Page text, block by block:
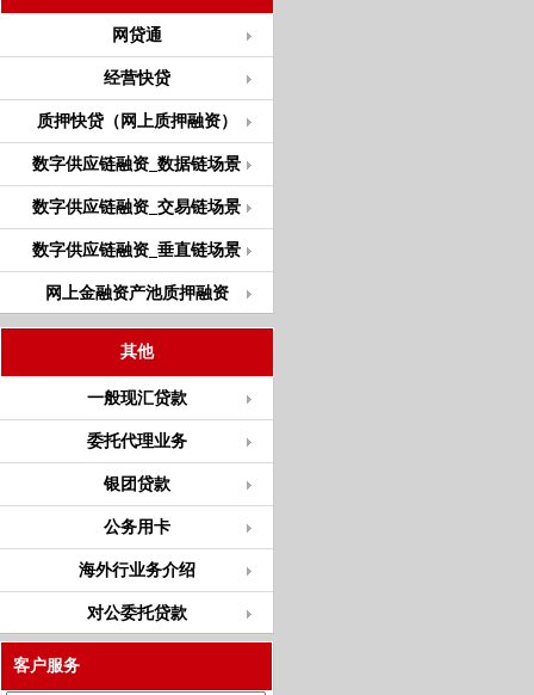
网贷通
经营快贷
质押快贷（网上质押融资）
数字供应链融资_数据链场景
数字供应链融资_交易链场景
数字供应链融资_垂直链场景
网上金融资产池质押融资
其他
一般现汇贷款
委托代理业务
银团贷款
公务用卡
海外行业务介绍
对公委托贷款
客户服务